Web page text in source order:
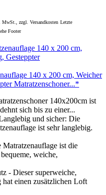
zzgl. Versandkosten Letzte
Footer
140 x 200 cm, Weicher
Matratzenschoner...*
140x200cm ist
sich bis zu einer...
und sicher: Die
ist sehr langlebig.
ist die
weiche,
- Dieser superweiche,
hat einen zusätzlichen Loft